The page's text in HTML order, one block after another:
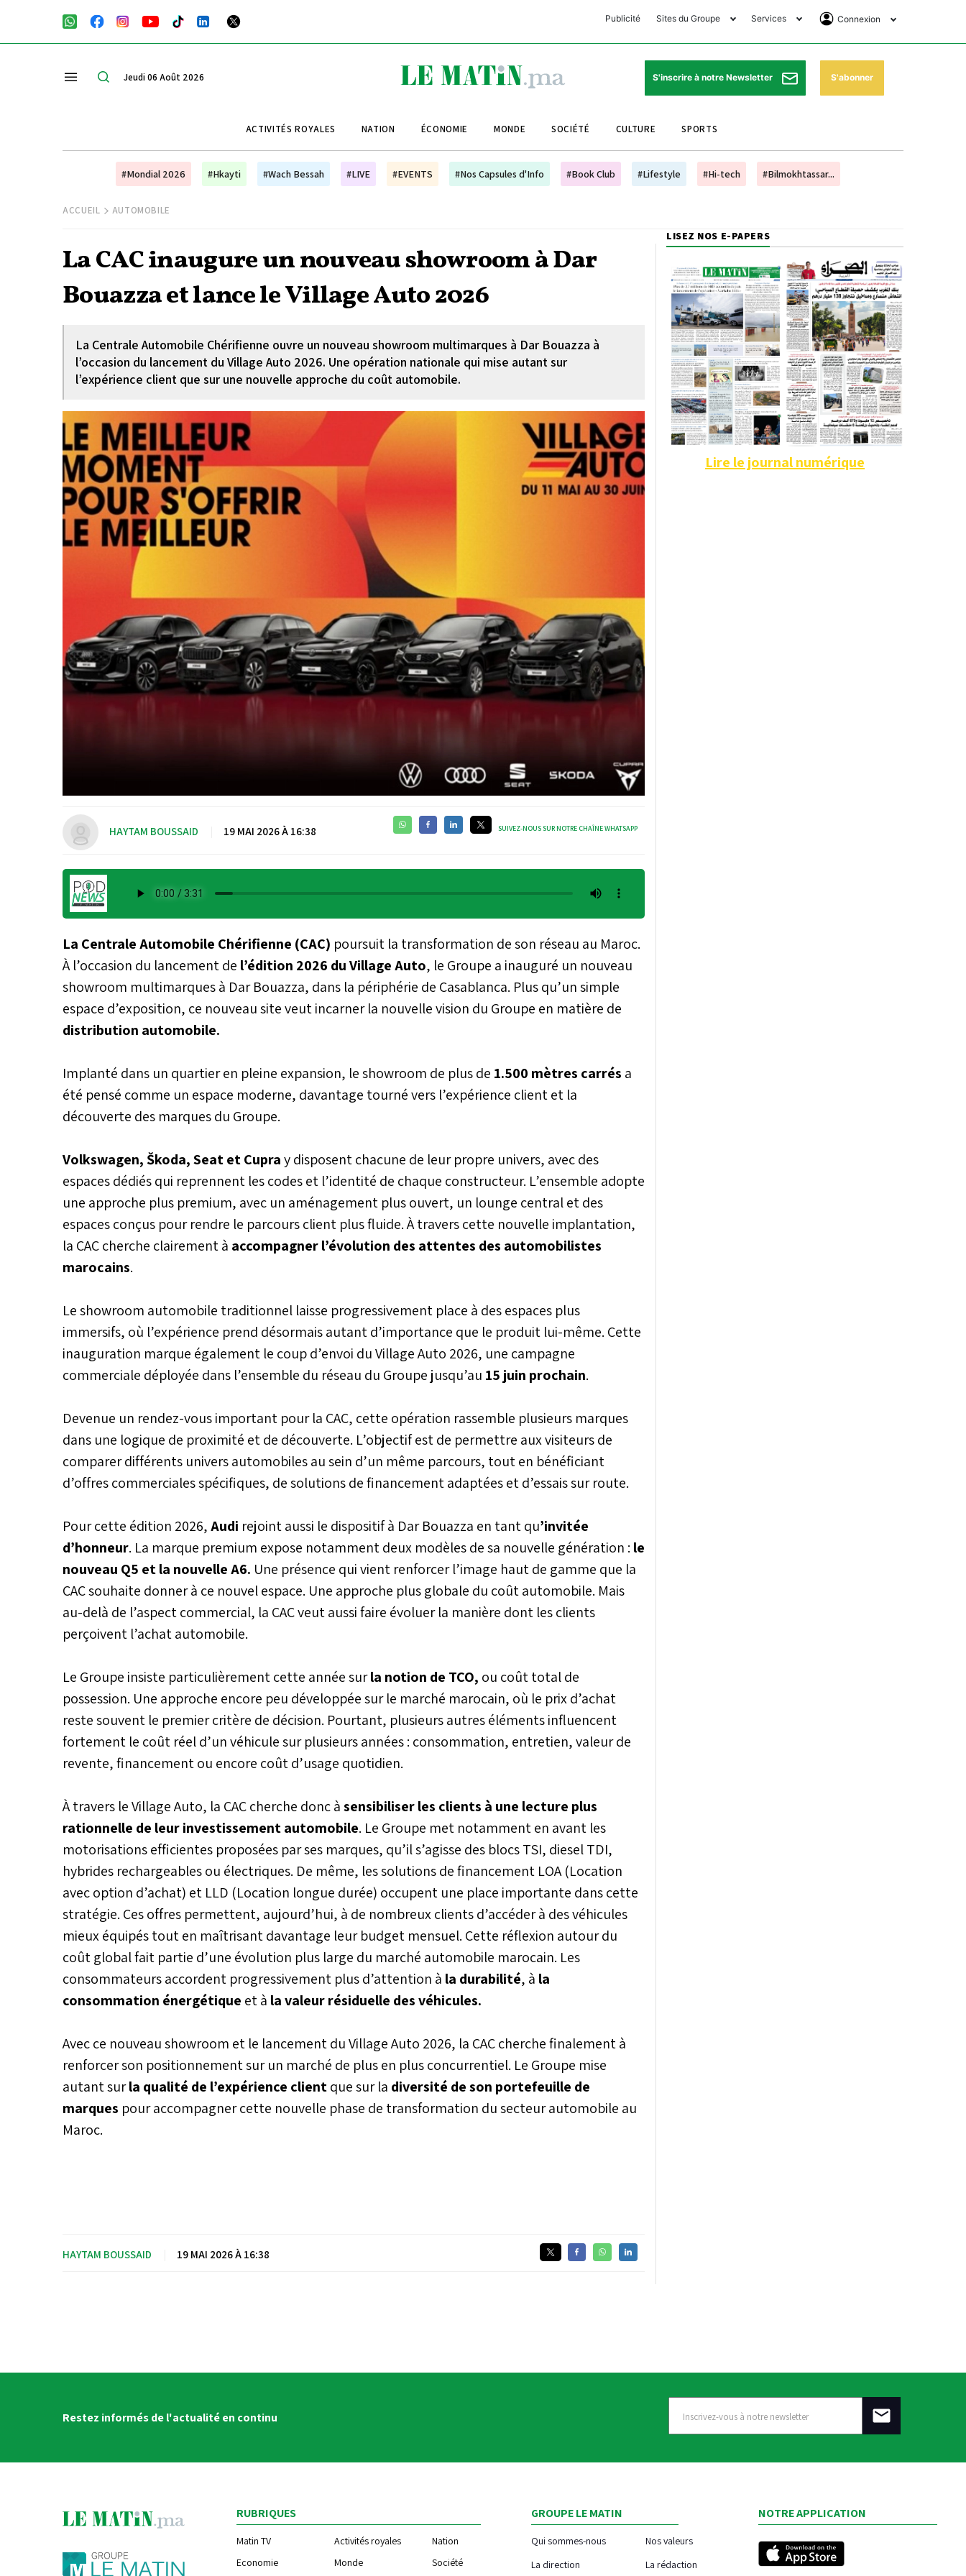
Publicité Sites du Groupe
Club Avantages
Le Matin Sports
Le Matin Store
Le Matin Annonces
Morocco Today Forum
Bookclub
Services
Horaires de prières
Pharmacies de garde
Programme TV
Cinéma
Connexion
Se Connecter
Abonnement
Jeudi 06 Août 2026 S'inscrire à notre Newsletter S'abonner
ACTIVITÉS ROYALES NATION ÉCONOMIE MONDE SOCIÉTÉ CULTURE SPORTS
#Mondial 2026 #Hkayti #Wach Bessah #LIVE #EVENTS #Nos Capsules d'Info #Book Club #Lifestyle #Hi-tech #Bilmokhtassar...
ACCUEIL AUTOMOBILE
La CAC inaugure un nouveau showroom à Dar
Bouazza et lance le Village Auto 2026
La Centrale Automobile Chérifienne ouvre un nouveau showroom multimarques à Dar Bouazza à
l’occasion du lancement du Village Auto 2026. Une opération nationale qui mise autant sur
l’expérience client que sur une nouvelle approche du coût automobile.
HAYTAM BOUSSAID 19 MAI 2026 À 16:38 SUIVEZ-NOUS SUR NOTRE CHAÎNE WHATSAPP
La Centrale Automobile Chérifienne (CAC) poursuit la transformation de son réseau au Maroc.
À l’occasion du lancement de l’édition 2026 du Village Auto, le Groupe a inauguré un nouveau
showroom multimarques à Dar Bouazza, dans la périphérie de Casablanca. Plus qu’un simple
espace d’exposition, ce nouveau site veut incarner la nouvelle vision du Groupe en matière de
distribution automobile.
Implanté dans un quartier en pleine expansion, le showroom de plus de 1.500 mètres carrés a
été pensé comme un espace moderne, davantage tourné vers l’expérience client et la
découverte des marques du Groupe.
Volkswagen, Škoda, Seat et Cupray disposent chacune de leur propre univers, avec des
espaces dédiés qui reprennent les codes et l’identité de chaque constructeur. L’ensemble adopte
une approche plus premium, avec un aménagement plus ouvert, un lounge central et des
espaces conçus pour rendre le parcours client plus fluide. À travers cette nouvelle implantation,
la CAC cherche clairement à accompagner l’évolution des attentes des automobilistes
marocains.
Le showroom automobile traditionnel laisse progressivement place à des espaces plus
immersifs, où l’expérience prend désormais autant d’importance que le produit lui-même. Cette
inauguration marque également le coup d’envoi du Village Auto 2026, une campagne
commerciale déployée dans l’ensemble du réseau du Groupe jusqu’au 15 juin prochain.
Devenue un rendez-vous important pour la CAC, cette opération rassemble plusieurs marques
dans une logique de proximité et de découverte. L’objectif est de permettre aux visiteurs de
comparer différents univers automobiles au sein d’un même parcours, tout en bénéficiant
d’offres commerciales spécifiques, de solutions de financement adaptées et d’essais sur route.
Pour cette édition 2026,Audi rejoint aussi le dispositif à Dar Bouazza en tant qu’invitée
d’honneur. La marque premium expose notamment deux modèles de sa nouvelle génération : le
nouveau Q5 et la nouvelle A6. Une présence qui vient renforcer l’image haut de gamme que la
CAC souhaite donner à ce nouvel espace. Une approche plus globale du coût automobile. Mais
au-delà de l’aspect commercial, la CAC veut aussi faire évoluer la manière dont les clients
perçoivent l’achat automobile.
Le Groupe insiste particulièrement cette année surla notion de TCO, ou coût total de
possession. Une approche encore peu développée sur le marché marocain, où le prix d’achat
reste souvent le premier critère de décision. Pourtant, plusieurs autres éléments influencent
fortement le coût réel d’un véhicule sur plusieurs années : consommation, entretien, valeur de
revente, financement ou encore coût d’usage quotidien.
À travers le Village Auto, la CAC cherche donc àsensibiliser les clients à une lecture plus
rationnelle de leur investissement automobile. Le Groupe met notamment en avant les
motorisations efficientes proposées par ses marques, qu’il s’agisse des blocs TSI, diesel TDI,
hybrides rechargeables ou électriques. De même, les solutions de financement LOA (Location
avec option d’achat) et LLD (Location longue durée) occupent une place importante dans cette
stratégie. Ces offres permettent, aujourd’hui, à de nombreux clients d’accéder à des véhicules
mieux équipés tout en maîtrisant davantage leur budget mensuel. Cette réflexion autour du
coût global fait partie d’une évolution plus large du marché automobile marocain. Les
consommateurs accordent progressivement plus d’attention à la durabilité, à la
consommation énergétique et à la valeur résiduelle des véhicules.
Avec ce nouveau showroom et le lancement du Village Auto 2026, la CAC cherche finalement à
renforcer son positionnement sur un marché de plus en plus concurrentiel. Le Groupe mise
autant surla qualité de l’expérience clientque sur la diversité de son portefeuille de
marques pour accompagner cette nouvelle phase de transformation du secteur automobile au
Maroc.
HAYTAM BOUSSAID 19 MAI 2026 À 16:38
LISEZ NOS E-PAPERS
Lire le journal numérique
Restez informés de l'actualité en continu
RUBRIQUES
Matin TV Activités royales
Nation
Economie
Monde Société
GROUPE LE MATIN
Qui sommes-nous
Nos valeurs
La direction
La rédaction
NOTRE APPLICATION